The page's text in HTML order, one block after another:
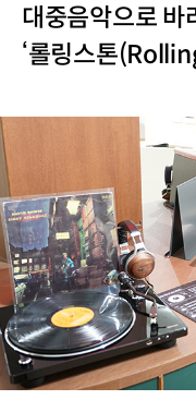
대중음악으로 바
‘롤링스톤